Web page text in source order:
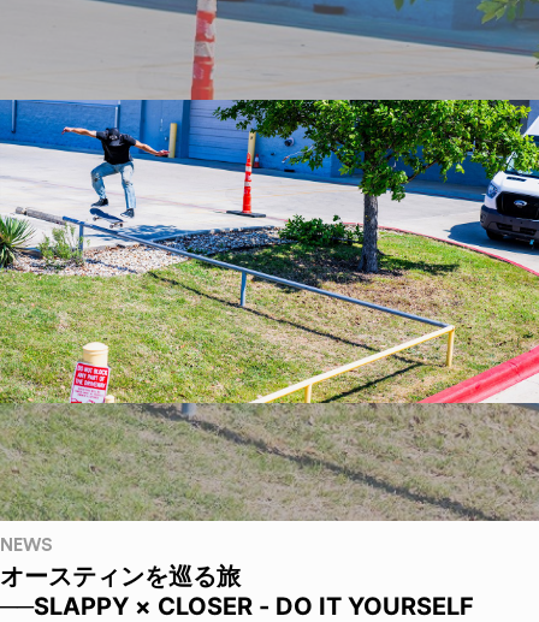
NEWS
オースティンを巡る旅
──SLAPPY × CLOSER - DO IT YOURSELF